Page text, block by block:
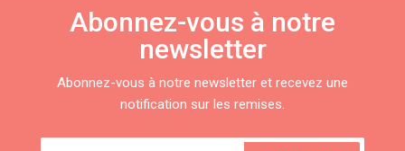
Abonnez-vous à notre
newsletter
Abonnez-vous à notre newsletter et recevez une
notification sur les remises.